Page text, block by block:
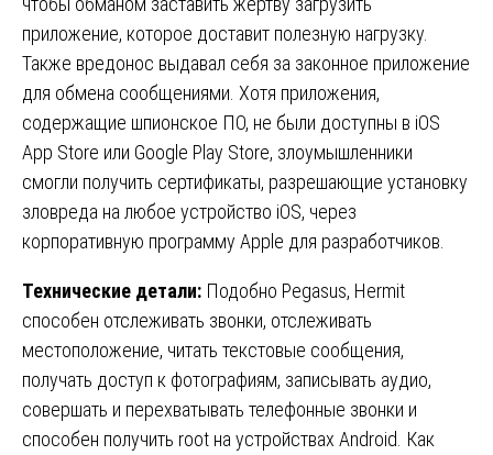
приложение, которое доставит полезную нагрузку.
Также вредонос выдавал себя за законное приложение
для обмена сообщениями. Хотя приложения,
содержащие шпионское ПО, не были доступны в iOS
App Store или Google Play Store, злоумышленники
смогли получить сертификаты, разрешающие установку
зловреда на любое устройство iOS, через
корпоративную программу Apple для разработчиков.
Технические детали: Подобно Pegasus, Hermit
способен отслеживать звонки, отслеживать
местоположение, читать текстовые сообщения,
получать доступ к фотографиям, записывать аудио,
совершать и перехватывать телефонные звонки и
способен получить root на устройствах Android. Как